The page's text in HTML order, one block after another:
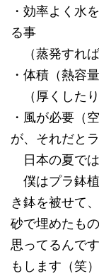
・効率よく水
る事
（蒸発すれば
・体積（熱容
（厚くしたり
・風が必要（
が、それだと
日本の夏では
僕はプラ鉢
き鉢を被せて
砂で埋めたも
思ってるんで
もします（笑）